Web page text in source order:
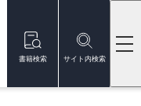
書籍検索 サイト内検索